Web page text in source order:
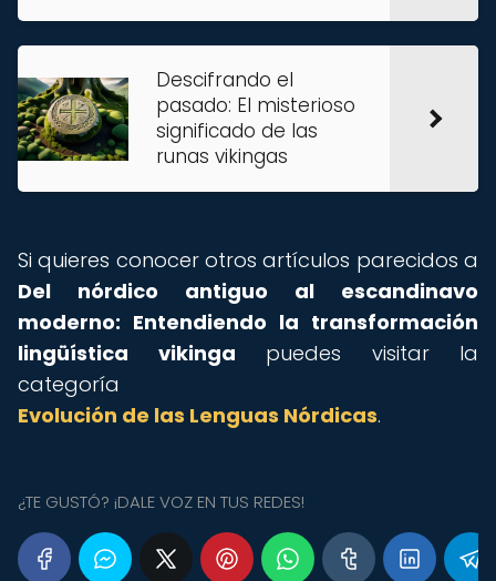
Descifrando el
pasado: El misterioso
significado de las
runas vikingas
Si quieres conocer otros artículos parecidos a
Del nórdico antiguo al escandinavo
moderno: Entendiendo la transformación
lingüística vikinga puedes visitar la
categoría
Evolución de las Lenguas Nórdicas.
¿TE GUSTÓ? ¡DALE VOZ EN TUS REDES!